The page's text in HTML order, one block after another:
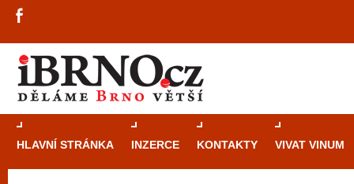
HLAVNÍ STRÁNKA INZERCE KONTAKTY VIVAT VINUM